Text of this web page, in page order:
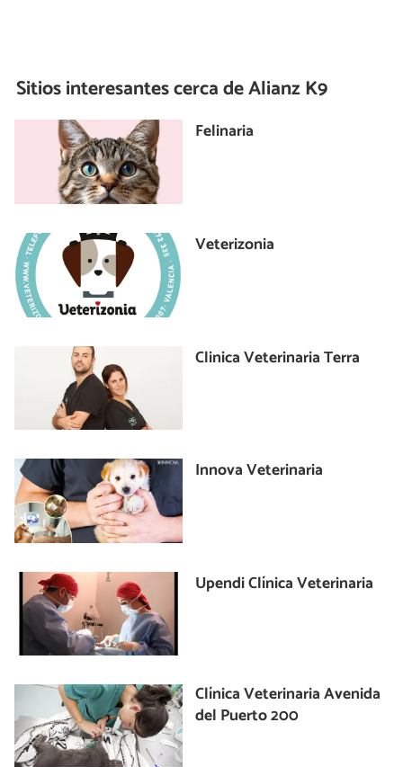
Sitios interesantes cerca deAlianz K9
Felinaria
Veterizonia
Clinica Veterinaria Terra
Innova Veterinaria
Upendi Clínica Veterinaria
Clínica Veterinaria Avenida
del Puerto 200